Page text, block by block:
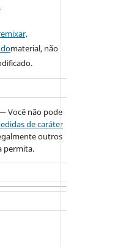
.
material, não
Você não pode
de caráter
outros
permita.